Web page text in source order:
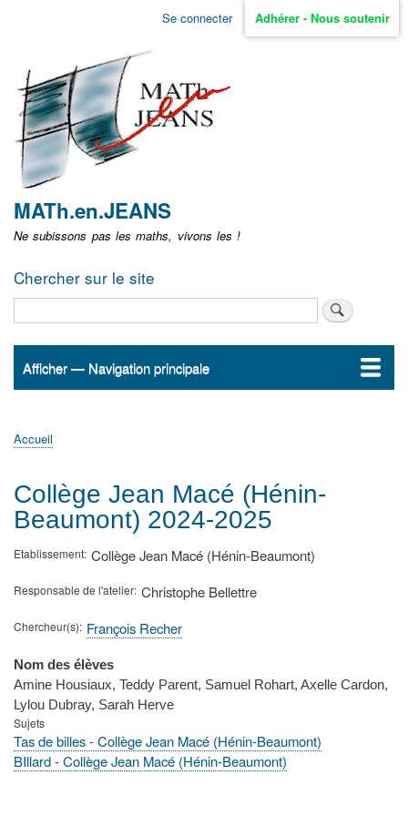
Aller
non
identifié
Se connecter Adhérer - Nous soutenir
MATh.en.JEANS
Ne subissons pas les maths, vivons les !
Chercher sur le site
Navigation
Afficher — Navigation principale
Accueil
ActualitésMATh.en.JEANS ?
Régions et Ateliers
Créer, gérer un atelier
Sujets/Publications
Congrès
d'Ariane
Accueil
Collège Jean Macé (Hénin-
Beaumont) 2024-2025
Etablissement Collège Jean Macé (Hénin-Beaumont)
Responsable de l'atelier Christophe Bellettre
Chercheur(s) François Recher
Nom des élèves
Amine Housiaux, Teddy Parent, Samuel Rohart, Axelle Cardon,
Lylou Dubray, Sarah Herve
Sujets
Tas de billes - Collège Jean Macé (Hénin-Beaumont)
BIllard - Collège Jean Macé (Hénin-Beaumont)